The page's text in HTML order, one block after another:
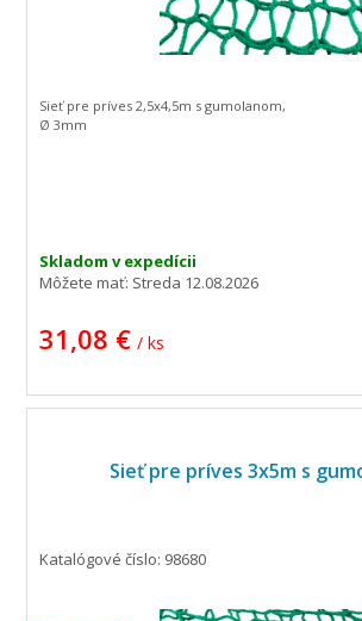
Skladom v expedícii
Môžete mať: Streda 12.08.2026
31,08 € / ks
Sieť pre príves 2,5x4,5m s gumolanom,
Ø 3mm
Sieť pre príves 3x5m s
Katalógové číslo: 98680